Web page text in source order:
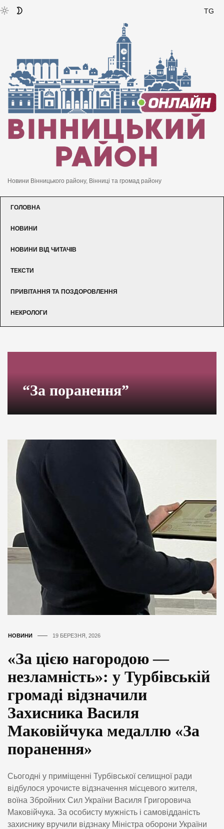
TG
Новини Вінницького району, Вінниці та громад району
ГОЛОВНА
НОВИНИ
НОВИНИ ВІД ЧИТАЧІВ
ТЕКСТИ
ПРИВІТАННЯ ТА ПОЗДОРОВЛЕННЯ
НЕКРОЛОГИ
“За поранення”
НОВИНИ 19 БЕРЕЗНЯ, 2026
«За цією нагородою —
незламність»: у Турбівській
громаді відзначили
Захисника Василя
Маковійчука медаллю «За
поранення»
Сьогодні у приміщенні Турбівської селищної ради
відбулося урочисте відзначення місцевого жителя,
воїна Збройних Сил України Василя Григоровича
Маковійчука. За особисту мужність і самовідданість
захиснику вручили відзнаку Міністра оборони України